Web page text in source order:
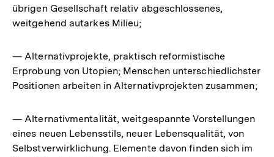
übrigen Gesellschaft relativ abgeschlossenes,
weitgehend autarkes Milieu;
— Alternativprojekte, praktisch reformistische
Erprobung von Utopien; Menschen unterschiedlichster
Positionen arbeiten in Alternativprojekten zusammen;
— Alternativmentalität, weitgespannte Vorstellungen
eines neuen Lebensstils, neuer Lebensqualität, von
Selbstverwirklichung. Elemente davon finden sich im